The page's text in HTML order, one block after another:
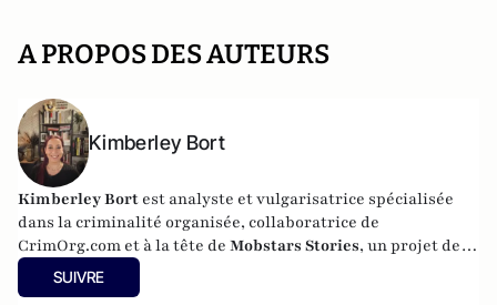
A PROPOS DES AUTEURS
Kimberley Bort
Kimberley Bort est analyste et vulgarisatrice spécialisée
dans la criminalité organisée, collaboratrice de
CrimOrg.com et à la tête de Mobstars Stories, un projet de
contenus sur les réseaux sociaux qui explore les
dynamiques du crime organisé et ses représentations.
SUIVRE